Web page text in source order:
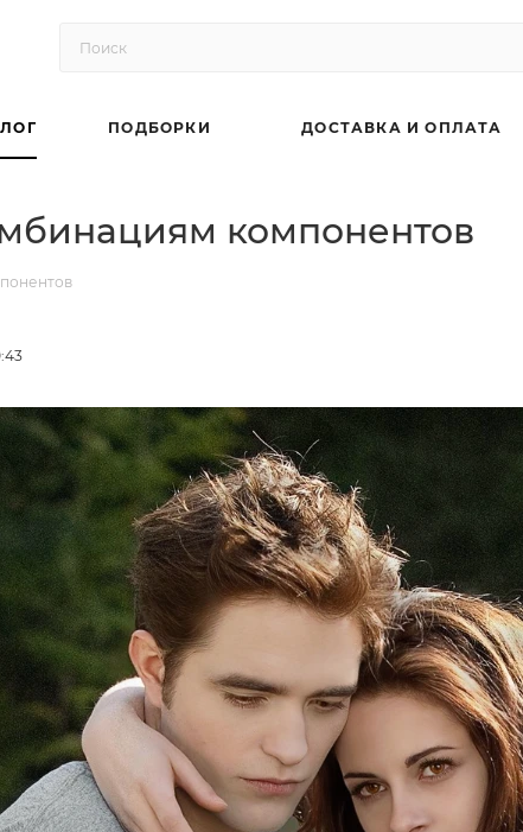
ПОДБОРКИ ДОСТАВКА И ОПЛАТА
компонентов